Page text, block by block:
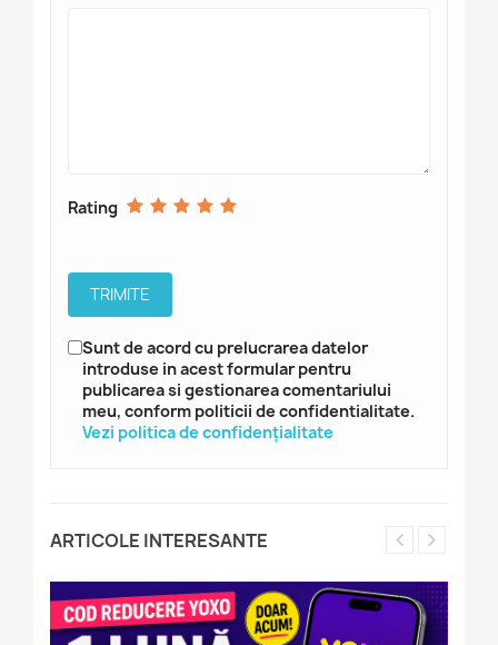
Rating
Sunt de acord cu prelucrarea datelor
introduse in acest formular pentru
publicarea si gestionarea comentariului
meu, conform politicii de confidentialitate.
Vezi politica de confidențialitate
ARTICOLE INTERESANTE